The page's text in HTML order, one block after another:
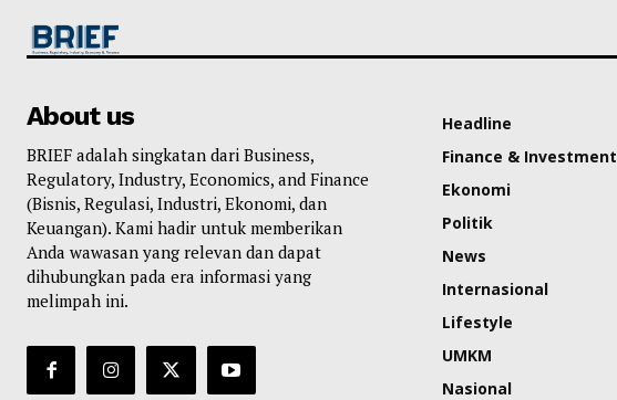
About us
BRIEF adalah singkatan dari Business,
Regulatory, Industry, Economics, and Finance
(Bisnis, Regulasi, Industri, Ekonomi, dan
Keuangan). Kami hadir untuk memberikan
Anda wawasan yang relevan dan dapat
dihubungkan pada era informasi yang
melimpah ini.
Headline
Finance & Investment
Ekonomi
Politik
News
Internasional
Lifestyle
UMKM
Nasional